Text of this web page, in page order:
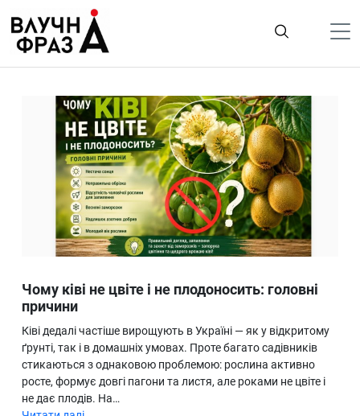
содержимому
Гроші
Життя
Лайфстайл
ТехноНаука
Людина
Ukraine
Про нас
Чому ківі не цвіте і не плодоносить: головні
причини
Ківі дедалі частіше вирощують в Україні — як у відкритому
ґрунті, так і в домашніх умовах. Проте багато садівників
стикаються з однаковою проблемою: рослина активно
росте, формує довгі пагони та листя, але роками не цвіте і
не дає плодів. На…